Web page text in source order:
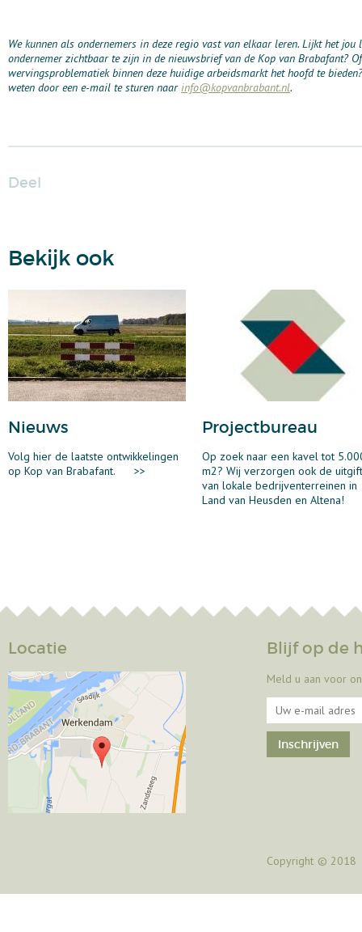
We kunnen als ondernemers in deze regio vast van elkaar leren. Lijkt het jou
ondernemer zichtbaar te zijn in de nieuwsbrief van de Kop van Brabafant?
wervingsproblematiek binnen deze huidige arbeidsmarkt het hoofd te
weten door een e-mail te sturen naar info@kopvanbrabant.nl.
Deel
Bekijk ook
Nieuws
Volg hier de laatste ontwikkelingen
op Kop van Brabafant.
>>
Projectbureau
Op zoek naar een kavel tot
m2? Wij verzorgen ook de
van lokale bedrijventerreinen in
Land van Heusden en Altena!
Locatie Blijf op de
Meld u aan voor
Copyright © 2018